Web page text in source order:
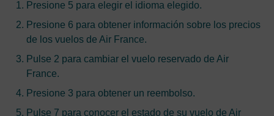
Presione 5 para elegir el idioma elegido.
Presione 6 para obtener información sobre los precios
de los vuelos de Air France.
Pulse 2 para cambiar el vuelo reservado de Air
France.
Presione 3 para obtener un reembolso.
Pulse 7 para conocer el estado de su vuelo de Air